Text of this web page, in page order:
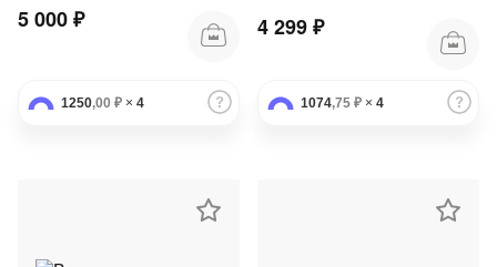
5 000 ₽
1250,00 ₽ × 4
4 299 ₽
1074,75 ₽ × 4